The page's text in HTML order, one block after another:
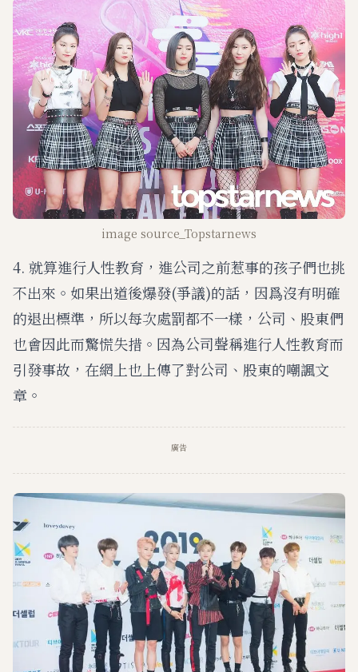
image source_Topstarnews
4. 就算進行人性教育，進公司之前惹事的孩子們也挑
不出來。如果出道後爆發(爭議)的話，因爲沒有明確
的退出標準，所以每次處罰都不一樣，公司、股東們
也會因此而驚慌失措。因為公司聲稱進行人性教育而
引發事故，在網上也上傳了對公司、股東的嘲諷文
章。
廣告